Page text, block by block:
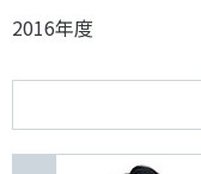
2016年度